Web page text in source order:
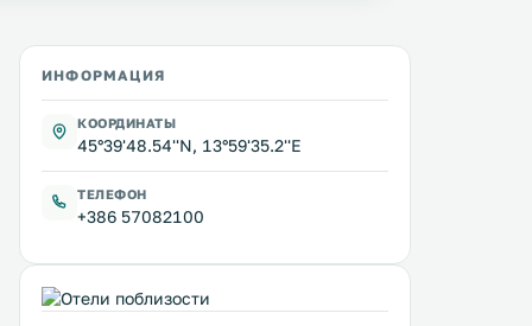
ИНФОРМАЦИЯ
КООРДИНАТЫ
45°39'48.54''N, 13°59'35.2''E
ТЕЛЕФОН
+386 57082100